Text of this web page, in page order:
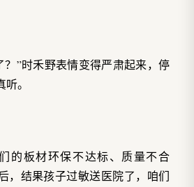
？”时禾野表情变得严肃起来，停
。
的板材环保不达标、质量不合
，结果孩子过敏送医院了，咱们